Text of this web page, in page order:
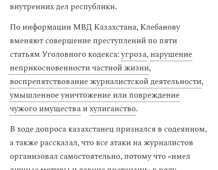
внутренних дел республики.
По информации МВД Казахстана, Клебанову
вменяют совершение преступлений по пяти
статьям Уголовного кодекса:угроза,нарушение
неприкосновенности частной жизни,
воспрепятствование журналистской деятельности,
умышленное уничтожение или повреждение
чужого имуществаихулиганство.
В ходе допроса казахстанец признался в содеянном,
а также рассказал, что все атаки на журналистов
организовал самостоятельно, потому что «имел